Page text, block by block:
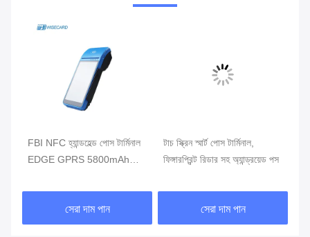
FBI NFC হ্যান্ডহেল্ড পোস টার্মিনাল
EDGE GPRS 5800mAh
সেরা দাম পান
টাচ স্ক্রিন স্মার্ট পোস টার্মিনাল,
ফিঙ্গারপ্রিন্ট রিডার সহ অ্যান্ড্রয়েড পস
সেরা দাম পান